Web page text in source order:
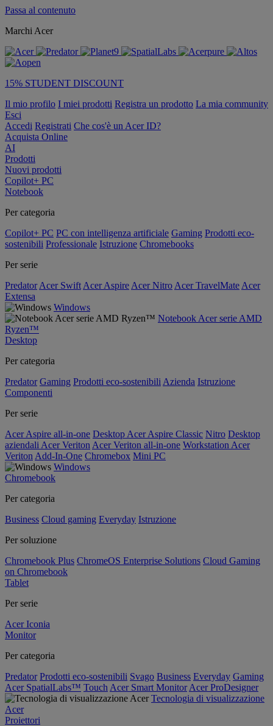
Passa al contenuto
Marchi Acer
15% STUDENT DISCOUNT
Il mio profilo I miei prodotti Registra un prodotto La mia community
Esci
Accedi Registrati Che cos'è un Acer ID?
Acquista Online
AI
Prodotti
Nuovi prodotti
Copilot+ PC
Notebook
Per categoria
Copilot+ PC PC con intelligenza artificiale Gaming Prodotti eco-
sostenibili Professionale Istruzione Chromebooks
Per serie
Predator Acer Swift Acer Aspire Acer Nitro Acer TravelMate Acer
Extensa
Windows
Notebook Acer serie AMD
Ryzen™
Desktop
Per categoria
Predator Gaming Prodotti eco-sostenibili Azienda Istruzione
Componenti
Per serie
Acer Aspire all-in-one Desktop Acer Aspire Classic Nitro Desktop
aziendali Acer Veriton Acer Veriton all-in-one Workstation Acer
Veriton Add-In-One Chromebox Mini PC
Windows
Chromebook
Per categoria
Business Cloud gaming Everyday Istruzione
Per soluzione
Chromebook Plus ChromeOS Enterprise Solutions Cloud Gaming
on Chromebook
Tablet
Per serie
Acer Iconia
Monitor
Per categoria
Predator Prodotti eco-sostenibili Svago Business Everyday Gaming
Acer SpatialLabs™ Touch Acer Smart Monitor Acer ProDesigner
Tecnologia di visualizzazione
Acer
Proiettori